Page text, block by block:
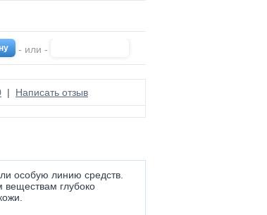
- или -
| Написать отзыв
особую линию средств.
веществам глубоко